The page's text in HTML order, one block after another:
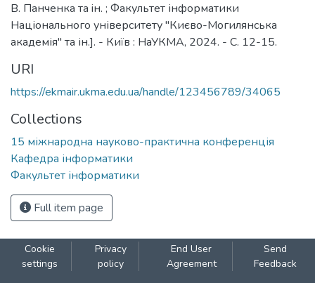
В. Панченка та iн. ; Факультет інформатики
Національного університету "Києво-Могилянська
академія" та ін.]. - Київ : НаУКМА, 2024. - C. 12-15.
URI
https://ekmair.ukma.edu.ua/handle/123456789/34065
Collections
15 міжнародна науково-практична конференція
Кафедра інформатики
Факультет інформатики
Full item page
Cookie
settings
Privacy
policy
End User
Agreement
Send
Feedback